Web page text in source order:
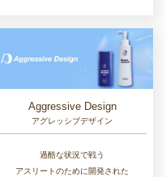
Aggressive Design
アグレッシブデザイン
過酷な状況で戦う
アスリートのために開発された